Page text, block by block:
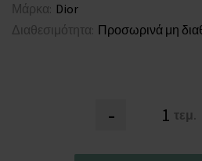
Μάρκα: Dior
Διαθεσιμότητα: Προσωρινά μη
- τεμ.